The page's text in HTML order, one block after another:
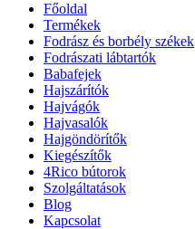
Főoldal
Termékek
Fodrász és borbély székek
Fodrászati lábtartók
Babafejek
Hajszárítók
Hajvágók
Hajvasalók
Hajgöndörítők
Kiegészítők
4Rico bútorok
Szolgáltatások
Blog
Kapcsolat